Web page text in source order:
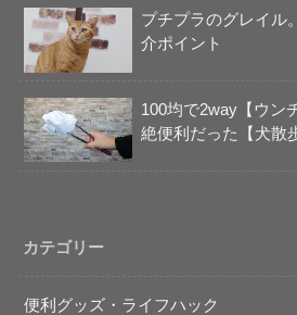
プチプラのグレイル
介ポイント
100均で2way【ウン
絶便利だった【犬散
カテゴリー
便利グッズ・ライフハック